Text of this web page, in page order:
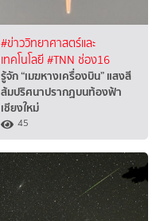
#ข่าววิทยาศาสตร์และ
เทคโนโลยี#TNN ช่อง16
รู้จัก “เมฆหางเครื่องบิน” แสงสี
ส้มปริศนาปรากฏบนท้องฟ้า
เชียงใหม่
45